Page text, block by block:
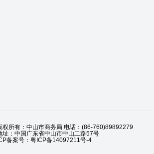
权所有：中山市商务局 电话：(86-760)89892279
址：中国广东省中山市中山二路57号
备案号：粤ICP备14097211号-4